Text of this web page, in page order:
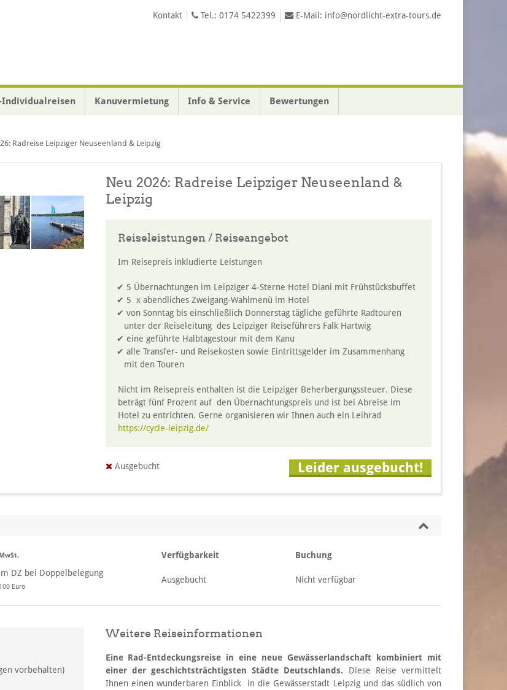
Kontakt Tel.: 0174 5422399 E-Mail: info@nordlicht-extra-tours.de
Kanuvermietung Info & Service Bewertungen
Radreise Leipziger Neuseenland & Leipzig
Falk HartwigNeu 2026: Radreise Leipziger Neuseenland &
Leipzig
Reiseleistungen / Reiseangebot
Im Reisepreis inkludierte Leistungen
5 Übernachtungen im Leipziger 4-Sterne Hotel Diani mit Frühstücksbuffet
5 x abendliches Zweigang-Wahlmenü im Hotel
von Sonntag bis einschließlich Donnerstag tägliche geführte Radtouren
unter der Reiseleitung des Leipziger Reiseführers Falk Hartwig
eine geführte Halbtagestour mit dem Kanu
alle Transfer- und Reisekosten sowie Eintrittsgelder im Zusammenhang
mit den Touren
Nicht im Reisepreis enthalten ist die Leipziger Beherbergungssteuer. Diese
beträgt fünf Prozent auf den Übernachtungspreis und ist bei Abreise im
Hotel zu entrichten. Gerne organisieren wir Ihnen auch ein Leihrad
https://cycle-leipzig.de/
Ausgebucht Leider ausgebucht!
Verfügbarkeit Buchung
DZ bei Doppelbelegung
Euro
Ausgebucht Nicht verfügbar
vorbehalten)
Weitere Reiseinformationen
Eine Rad-Entdeckungsreise in eine neue Gewässerlandschaft kombiniert mit
einer der geschichtsträchtigsten Städte Deutschlands. Diese Reise vermittelt
Ihnen einen wunderbaren Einblick in die Gewässerstadt Leipzig und das südlich von